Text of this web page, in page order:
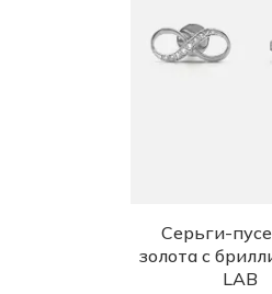
Серьги-
золота с
LAB